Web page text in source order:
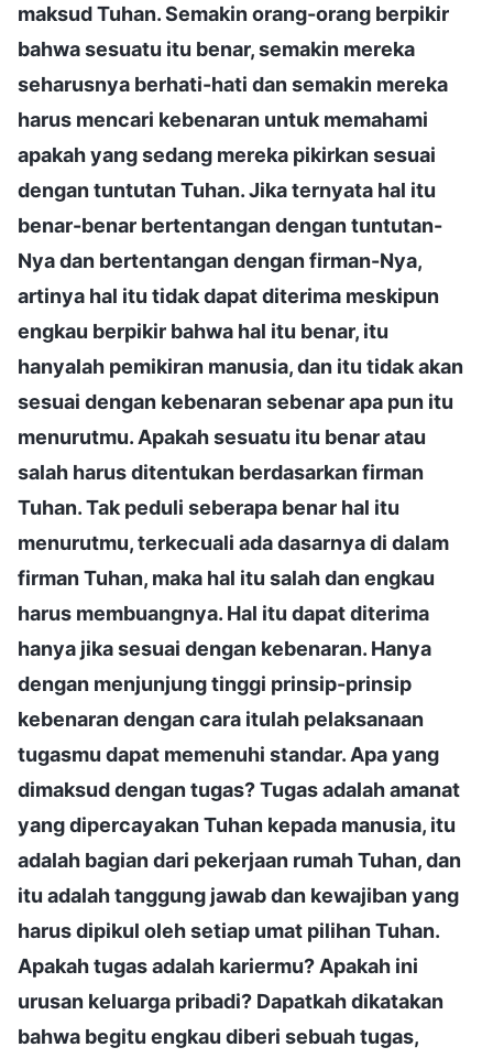
maksud Tuhan. Semakin orang-orang berpikir
bahwa sesuatu itu benar, semakin mereka
seharusnya berhati-hati dan semakin mereka
harus mencari kebenaran untuk memahami
apakah yang sedang mereka pikirkan sesuai
dengan tuntutan Tuhan. Jika ternyata hal itu
benar-benar bertentangan dengan tuntutan-
Nya dan bertentangan dengan firman-Nya,
artinya hal itu tidak dapat diterima meskipun
engkau berpikir bahwa hal itu benar, itu
hanyalah pemikiran manusia, dan itu tidak akan
sesuai dengan kebenaran sebenar apa pun itu
menurutmu. Apakah sesuatu itu benar atau
salah harus ditentukan berdasarkan firman
Tuhan. Tak peduli seberapa benar hal itu
menurutmu, terkecuali ada dasarnya di dalam
firman Tuhan, maka hal itu salah dan engkau
harus membuangnya. Hal itu dapat diterima
hanya jika sesuai dengan kebenaran. Hanya
dengan menjunjung tinggi prinsip-prinsip
kebenaran dengan cara itulah pelaksanaan
tugasmu dapat memenuhi standar. Apa yang
dimaksud dengan tugas? Tugas adalah amanat
yang dipercayakan Tuhan kepada manusia, itu
adalah bagian dari pekerjaan rumah Tuhan, dan
itu adalah tanggung jawab dan kewajiban yang
harus dipikul oleh setiap umat pilihan Tuhan.
Apakah tugas adalah kariermu? Apakah ini
urusan keluarga pribadi? Dapatkah dikatakan
bahwa begitu engkau diberi sebuah tugas,